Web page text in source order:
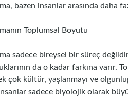
bazen insanlar arasında daha
Toplumsal Boyutu
sadece bireysel bir süreç
da o kadar farkına varır.
çok kültür, yaşlanmayı ve
İnsanlar sadece biyolojik olarak